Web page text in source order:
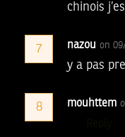
chinois
7 nazou on
y a pas
8 mouhttem